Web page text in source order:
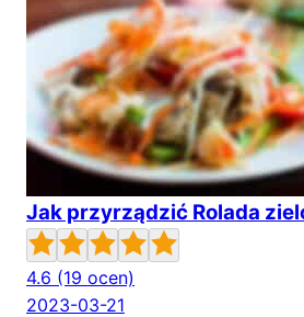
Jak przyrządzić Rolada
4.6 (19 ocen)
2023-03-21